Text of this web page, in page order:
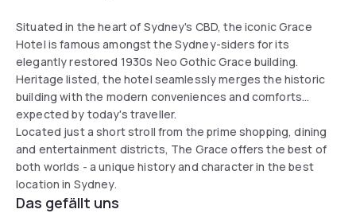
Situated in the heart of Sydney's CBD, the iconic Grace
Hotel is famous amongst the Sydney-siders for its
elegantly restored 1930s Neo Gothic Grace building.
Heritage listed, the hotel seamlessly merges the historic
building with the modern conveniences and comforts
expected by today's traveller.
Located just a short stroll from the prime shopping, dining
and entertainment districts, The Grace offers the best of
both worlds - a unique history and character in the best
location in Sydney.
Das gefällt uns